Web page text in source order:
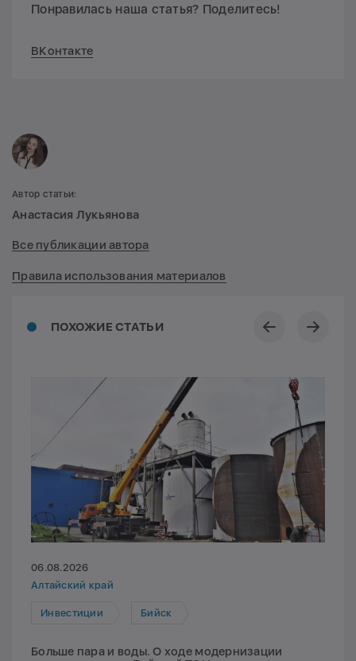
Понравилась наша статья? Поделитесь!
ВКонтакте
ПОХОЖИЕ СТАТЬИ
06.08.2026
Алтайский край
Инвестиции Бийск
Больше пара и воды. О ходе модернизации
Автор статьи:
Анастасия Лукьянова
Все публикации автора
Правила использования материалов